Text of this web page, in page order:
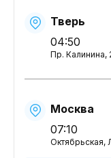
Тверь
04:50
Пр. Калинина,
Москва
07:10
Октябрьская,